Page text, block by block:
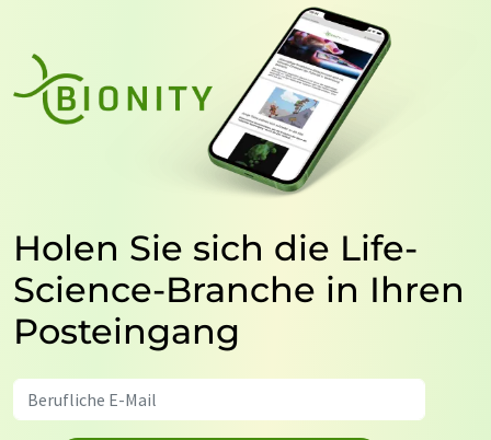
Holen Sie sich die Life-
Science-Branche in Ihren
Posteingang